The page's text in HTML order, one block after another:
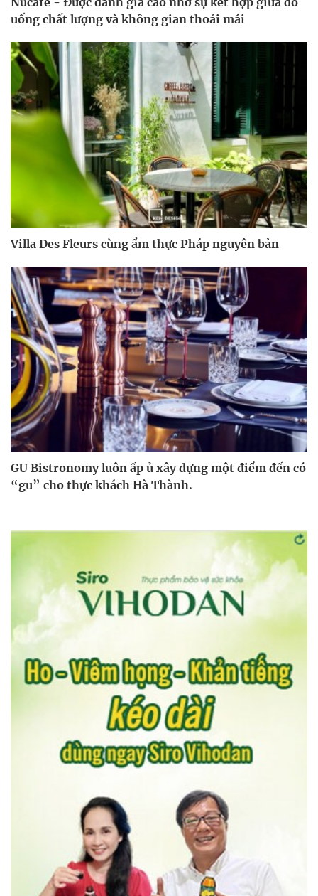
uống chất lượng và không gian thoải mái
Villa Des Fleurs cùng ẩm thực Pháp nguyên bản
GU Bistronomy luôn ấp ủ xây dựng một điểm đến có
“gu” cho thực khách Hà Thành.